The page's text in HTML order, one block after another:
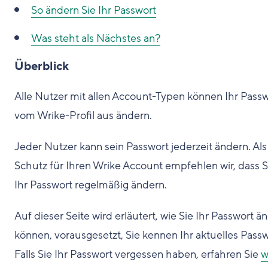
So ändern Sie Ihr Passwort
Was steht als Nächstes an?
Überblick
Alle Nutzer mit allen Account-Typen können Ihr
vom Wrike-Profil aus ändern.
Jeder Nutzer kann sein Passwort jederzeit ändern. Als
Schutz für Ihren Wrike Account empfehlen wir, dass
Ihr Passwort regelmäßig ändern.
Auf dieser Seite wird erläutert, wie Sie Ihr Passwort
können, vorausgesetzt, Sie kennen Ihr aktuelles
Falls Sie Ihr Passwort vergessen haben, erfahren Sie